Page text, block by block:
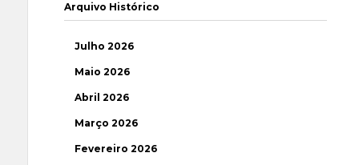
Arquivo Histórico
Julho 2026
Maio 2026
Abril 2026
Março 2026
Fevereiro 2026